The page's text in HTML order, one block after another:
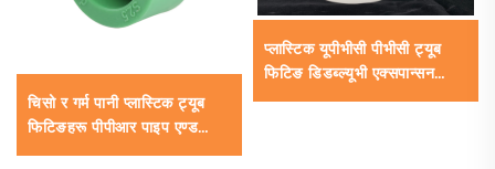
चिसो र गर्म पानी प्लास्टिक ट्यूब
फिटिङहरू पीपीआर पाइप एण्ड
क्याप
प्लास्टिक यूपीभीसी पीभीसी ट्यूब
फिटिङ डिडब्ल्यूभी एक्सपान्सन
जोइन्ट पाइप पानी ड्रेनेजका लागि